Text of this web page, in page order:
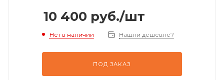
10 400 руб./шт
Нет в наличии Нашли дешевле?
ПОД ЗАКАЗ